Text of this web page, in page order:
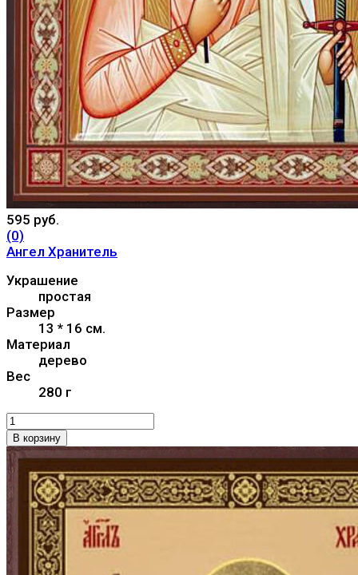
595 руб.
(0)
Ангел Хранитель
Украшение
простая
Размер
13 * 16 см.
Материал
дерево
Вес
280 г
В корзину